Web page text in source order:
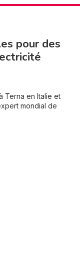
pour des
Terna en Italie et
mondial de